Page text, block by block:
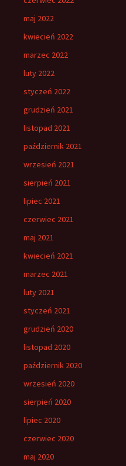
maj 2022
kwiecień 2022
marzec 2022
luty 2022
styczeń 2022
grudzień 2021
listopad 2021
październik 2021
wrzesień 2021
sierpień 2021
lipiec 2021
czerwiec 2021
maj 2021
kwiecień 2021
marzec 2021
luty 2021
styczeń 2021
grudzień 2020
listopad 2020
październik 2020
wrzesień 2020
sierpień 2020
lipiec 2020
czerwiec 2020
maj 2020